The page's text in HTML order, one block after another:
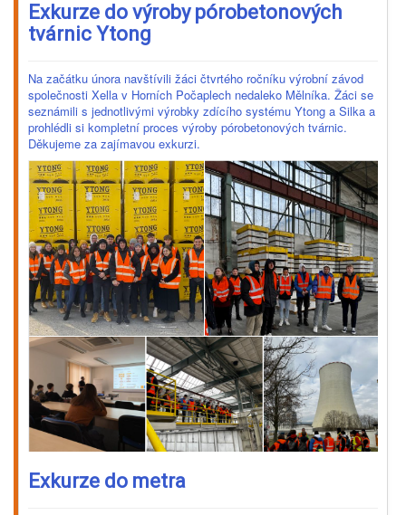
Exkurze do výroby pórobetonových
tvárnic Ytong
Na začátku února navštívili žáci čtvrtého ročníku výrobní závod
společnosti Xella v Horních Počaplech nedaleko Mělníka. Žáci se
seznámili s jednotlivými výrobky zdícího systému Ytong a Silka a
prohlédli si kompletní proces výroby pórobetonových tvárnic.
Děkujeme za zajímavou exkurzi.
Exkurze do metra